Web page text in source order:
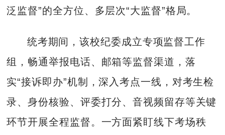
泛监督”的全方位、多层次“大监督”格局。
统考期间，该校纪委成立专项监督工作
组，畅通举报电话、邮箱等监督渠道，落
实“接诉即办”机制，深入考点一线，对考生检
录、身份核验、评委打分、音视频留存等关键
环节开展全程监督。一方面紧盯线下考场秩